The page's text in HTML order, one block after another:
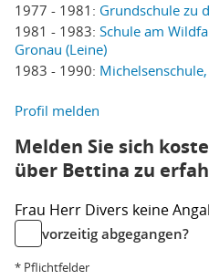
1977 - 1981: Grundschule zu
1981 - 1983: Schule am
Gronau (Leine)
1983 - 1990:
Profil melden
Melden Sie sich
über Bettina zu
Frau Herr Divers keine
vorzeitig abgegangen?
* Pflichtfelder